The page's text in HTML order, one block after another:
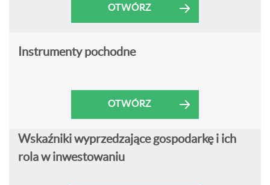
OTWÓRZ
Instrumenty pochodne
OTWÓRZ
Wskaźniki wyprzedzające gospodarkę i ich
rola w inwestowaniu